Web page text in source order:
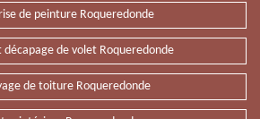
de peinture Roqueredonde
décapage de volet Roqueredonde
de toiture Roqueredonde